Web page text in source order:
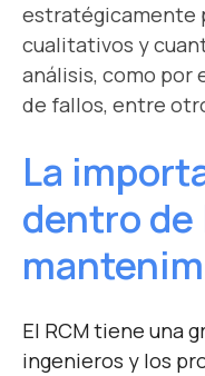
estratégicamente
cualitativos y
análisis, como por
de fallos, entre
La
dentro de
El RCM tiene una
ingenieros y los